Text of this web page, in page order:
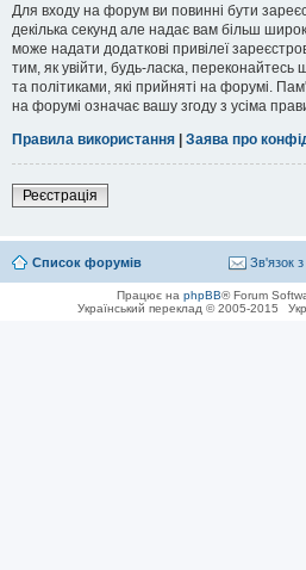
Для входу на форум ви повинні бути
декілька секунд але надає вам більш
може надати додаткові привілеї
тим, як увійти, будь-ласка,
та політиками, які прийняті на форумі.
на форумі означає вашу згоду з усіма
Правила використання | Заява про
Реєстрація
Список форумів Зв'язок з
Працює на phpBB® Forum
Український переклад © 2005-2015